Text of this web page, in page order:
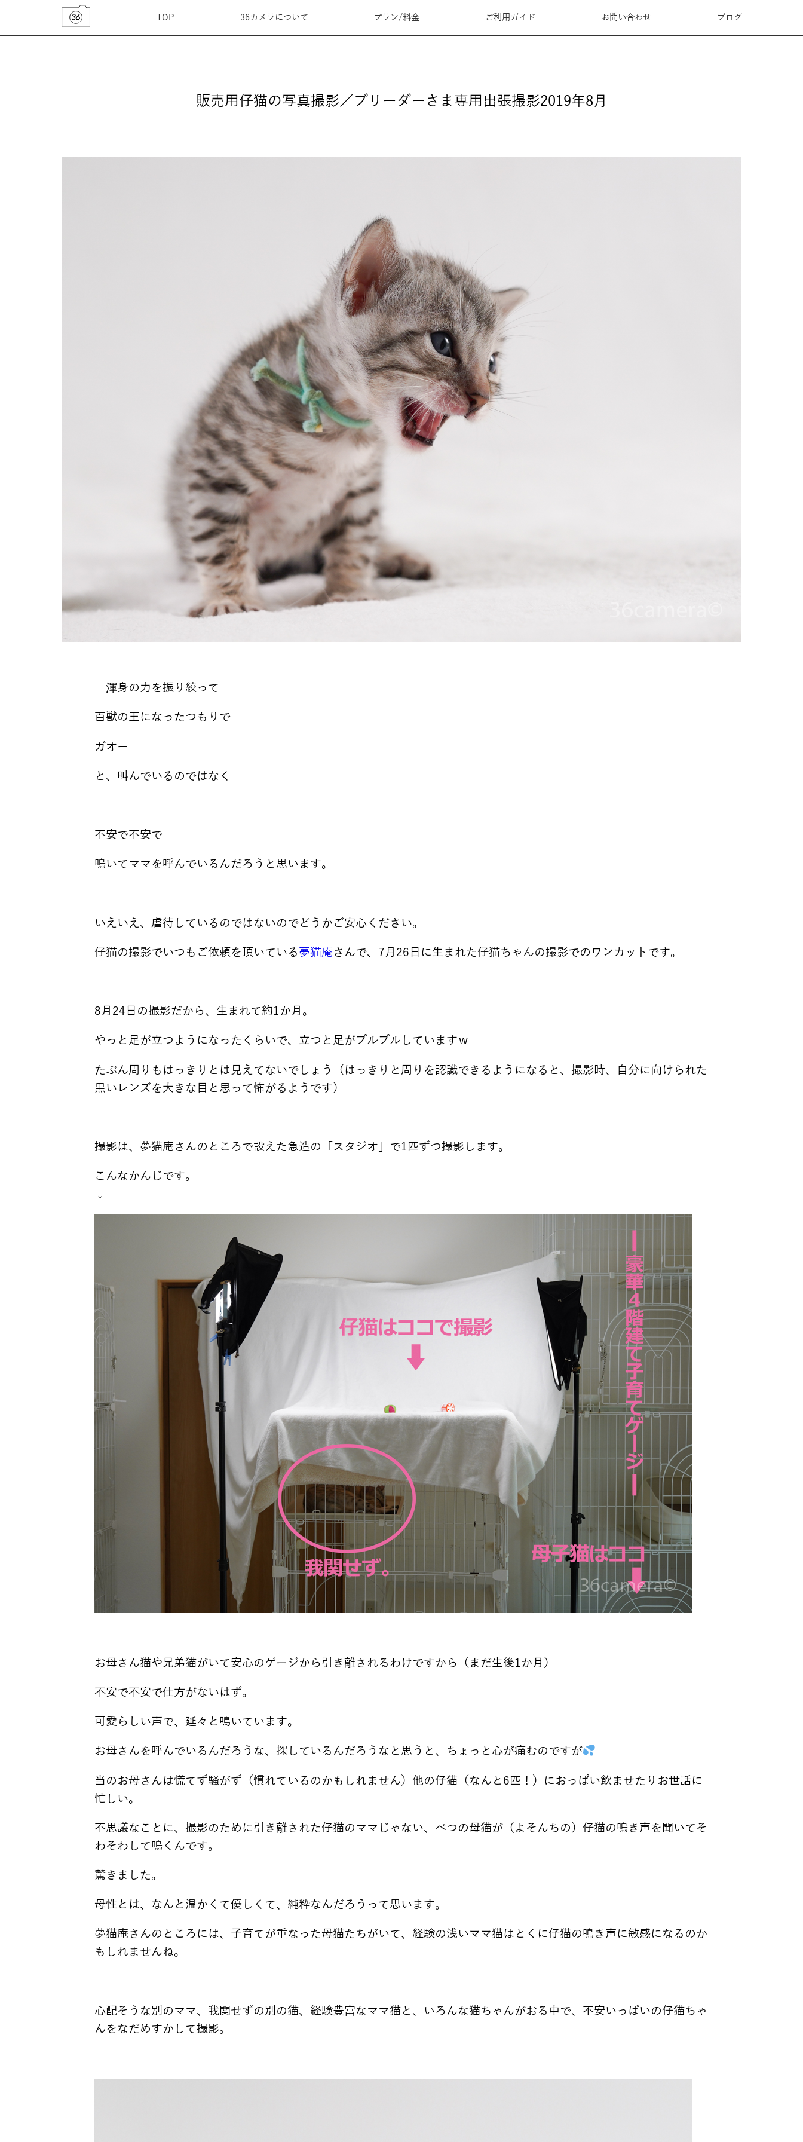
TOP 36カメラについて プラン/料金 ご利用ガイド お問い合わせ ブログ
販売用仔猫の写真撮影／ブリーダーさま専用出張撮影2019年8月
渾身の力を振り絞って
百獣の王になったつもりで
ガオー
と、叫んでいるのではなく
不安で不安で
鳴いてママを呼んでいるんだろうと思います。
いえいえ、虐待しているのではないのでどうかご安心ください。
仔猫の撮影でいつもご依頼を頂いている夢猫庵さんで、7月26日に生まれた仔猫ちゃんの撮影でのワンカットです。
8月24日の撮影だから、生まれて約1か月。
やっと足が立つようになったくらいで、立つと足がプルプルしていますｗ
たぶん周りもはっきりとは見えてないでしょう（はっきりと周りを認識できるようになると、撮影時、自分に向けられた
黒いレンズを大きな目と思って怖がるようです）
撮影は、夢猫庵さんのところで設えた急造の「スタジオ」で1匹ずつ撮影します。
こんなかんじです。
↓
お母さん猫や兄弟猫がいて安心のゲージから引き離されるわけですから（まだ生後1か月）
不安で不安で仕方がないはず。
可愛らしい声で、延々と鳴いています。
お母さんを呼んでいるんだろうな、探しているんだろうなと思うと、ちょっと心が痛むのですが
当のお母さんは慌てず騒がず（慣れているのかもしれません）他の仔猫（なんと6匹！）におっぱい飲ませたりお世話に
忙しい。
不思議なことに、撮影のために引き離された仔猫のママじゃない、べつの母猫が（よそんちの）仔猫の鳴き声を聞いてそ
わそわして鳴くんです。
驚きました。
母性とは、なんと温かくて優しくて、純粋なんだろうって思います。
夢猫庵さんのところには、子育てが重なった母猫たちがいて、経験の浅いママ猫はとくに仔猫の鳴き声に敏感になるのか
もしれませんね。
心配そうな別のママ、我関せずの別の猫、経験豊富なママ猫と、いろんな猫ちゃんがおる中で、不安いっぱいの仔猫ちゃ
んをなだめすかして撮影。